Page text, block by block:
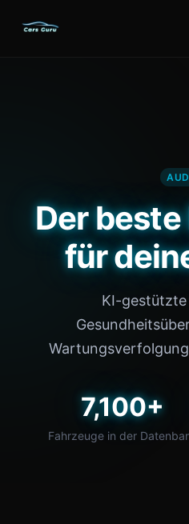
Der
für
KI-gestützte
7,100+
Fahrzeuge in der